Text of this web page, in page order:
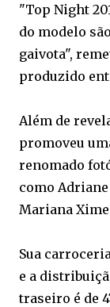
"Top Night
do modelo
gaivota",
produzido
Além de
promoveu
renomado
como
Mariana
Sua
e a
traseiro é de